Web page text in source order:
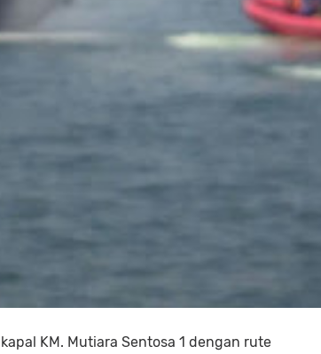
KM. Mutiara Sentosa 1 dengan rute